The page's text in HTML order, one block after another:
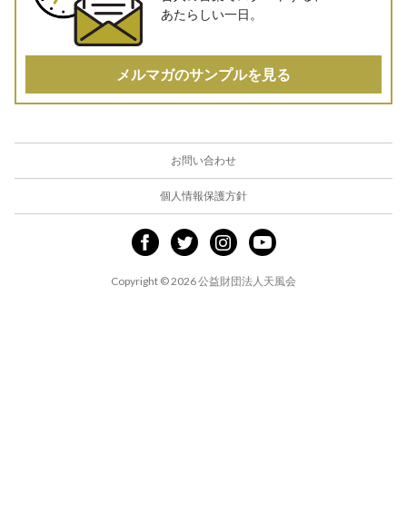
あたらしい一日。
メルマガのサンプルを見る
お問い合わせ
個人情報保護方針
Copyright ©2026 公益財団法人天風会